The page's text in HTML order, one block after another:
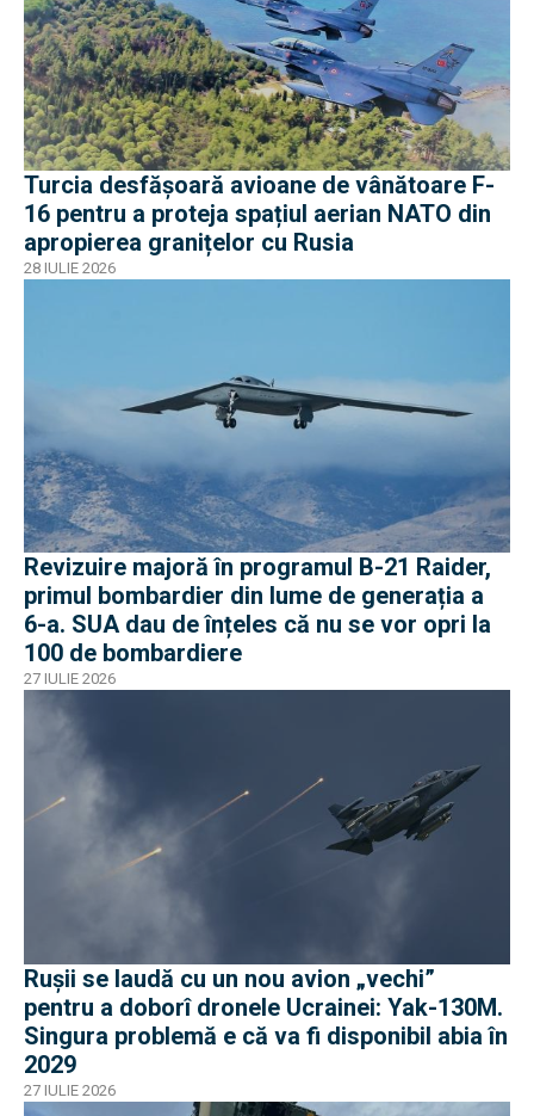
Turcia desfășoară avioane de vânătoare F-
16 pentru a proteja spațiul aerian NATO din
apropierea granițelor cu Rusia
28 IULIE 2026
Revizuire majoră în programul B-21 Raider,
primul bombardier din lume de generația a
6-a. SUA dau de înțeles că nu se vor opri la
100 de bombardiere
27 IULIE 2026
Rușii se laudă cu un nou avion „vechi”
pentru a doborî dronele Ucrainei: Yak-130M.
Singura problemă e că va fi disponibil abia în
2029
27 IULIE 2026